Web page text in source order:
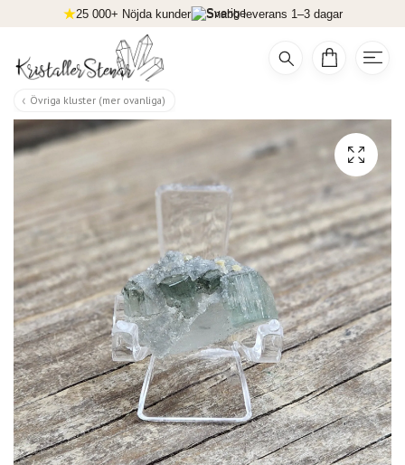
25 000+ Nöjda kunder Snabb leverans 1–3 dagar
Övriga kluster (mer ovanliga)